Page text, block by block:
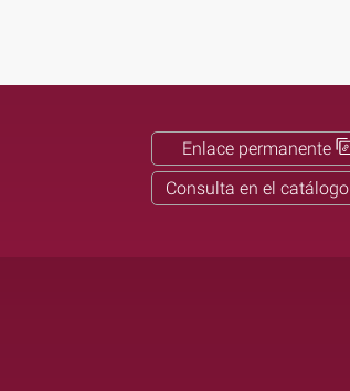
Enlace permanente
Consulta en el catálogo